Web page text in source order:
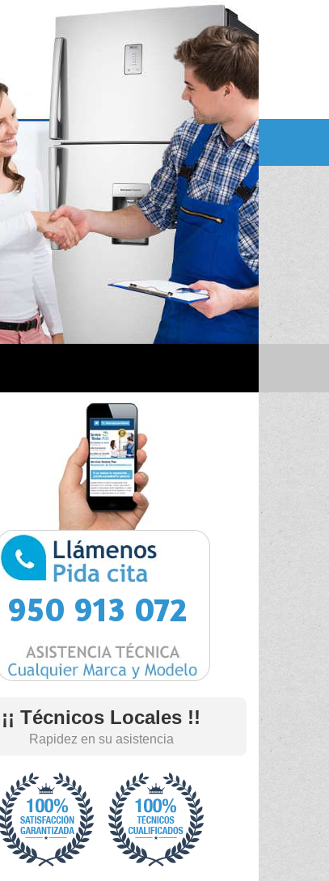
950 913 072
¡¡ Técnicos Locales !!
Rapidez en su asistencia